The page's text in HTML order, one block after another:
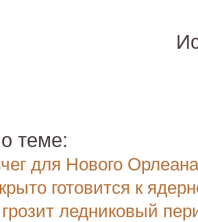
теме:
для Нового Орлеана
готовится к
ледниковый